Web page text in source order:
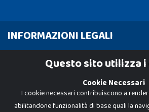
INFORMAZIONI LEGALI
Cookie PolicyQuesto sito utilizza
Cookie Necessari
I cookie necessari contribuiscono a
abilitandone funzionalità di base quali la